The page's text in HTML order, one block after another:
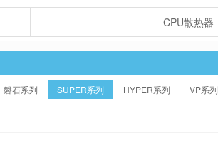
CPU散热器
磐石系列 SUPER系列 HYPER系列 VP系列